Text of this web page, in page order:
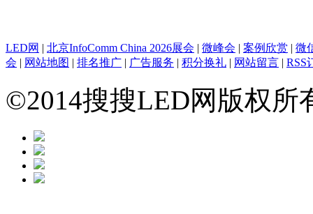
LED网 北京InfoComm China 2026展会 微峰会 案例欣赏
微
会
网站地图 排名推广 广告服务 积分换礼 网站留言 RSS
©2014搜搜LED网版权